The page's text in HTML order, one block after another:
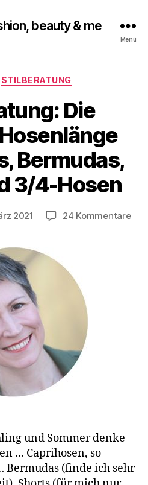
beauty & me
Menü
Kategorien
STILBERATUNG
Die
Bermudas,
3/4-Hosen
2021 24 Kommentarezu
und Sommer denke
… Caprihosen, so
(finde ich sehr